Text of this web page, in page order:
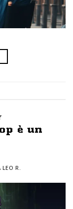
è un
LEO R.